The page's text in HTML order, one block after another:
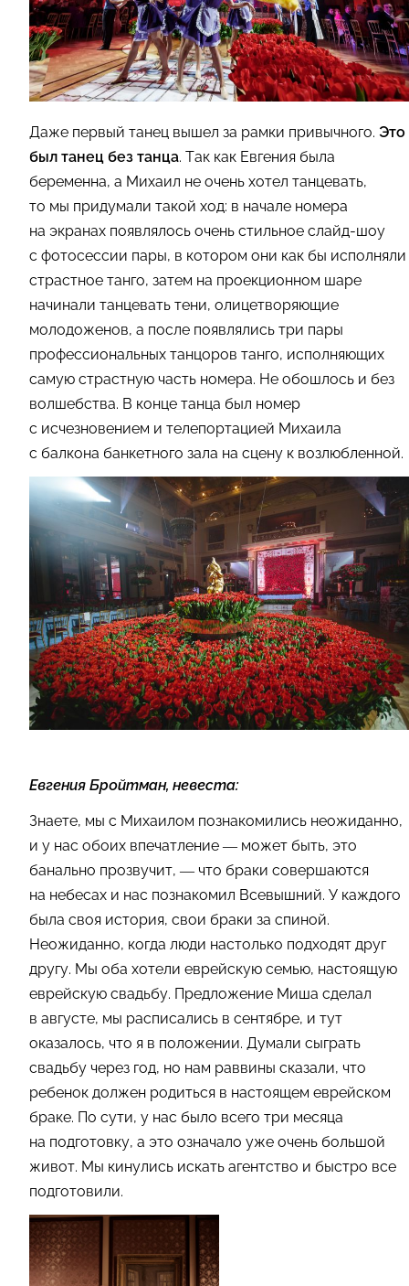
Даже первый танец вышел за рамки привычного. Это
был танец без танца. Так как Евгения была
беременна, а Михаил не очень хотел танцевать,
то мы придумали такой ход: в начале номера
на экранах появлялось очень стильное слайд-шоу
с фотосессии пары, в котором они как бы исполняли
страстное танго, затем на проекционном шаре
начинали танцевать тени, олицетворяющие
молодоженов, а после появлялись три пары
профессиональных танцоров танго, исполняющих
самую страстную часть номера. Не обошлось и без
волшебства. В конце танца был номер
с исчезновением и телепортацией Михаила
с балкона банкетного зала на сцену к возлюбленной.
Евгения Бройтман, невеста:
Знаете, мы с Михаилом познакомились неожиданно,
и у нас обоих впечатление — может быть, это
банально прозвучит, — что браки совершаются
на небесах и нас познакомил Всевышний. У каждого
была своя история, свои браки за спиной.
Неожиданно, когда люди настолько подходят друг
другу. Мы оба хотели еврейскую семью, настоящую
еврейскую свадьбу. Предложение Миша сделал
в августе, мы расписались в сентябре, и тут
оказалось, что я в положении. Думали сыграть
свадьбу через год, но нам раввины сказали, что
ребенок должен родиться в настоящем еврейском
браке. По сути, у нас было всего три месяца
на подготовку, а это означало уже очень большой
живот. Мы кинулись искать агентство и быстро все
подготовили.